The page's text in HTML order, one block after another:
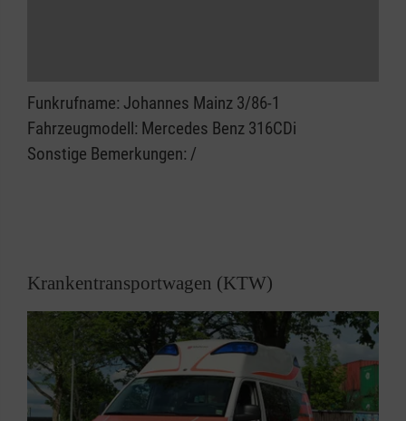
Funkrufname: Johannes Mainz 3/86-1
Fahrzeugmodell: Mercedes Benz 316CDi
Sonstige Bemerkungen: /
Krankentransportwagen (KTW)